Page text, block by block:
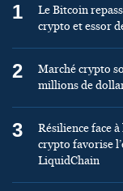
1
Le Bitcoin
crypto et essor
2
Marché crypto
millions de
3
Résilience face
crypto favorise
LiquidChain